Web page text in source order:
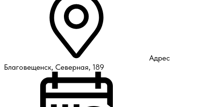
Адрес
Благовещенск, Северная, 189